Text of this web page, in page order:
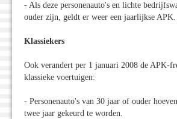
- Als deze personenauto's en lichte
ouder zijn, geldt er weer een jaarlijkse APK.
Klassiekers
Ook verandert per 1 januari 2008 de APK-
klassieke voertuigen:
- Personenauto's van 30 jaar of ouder
twee jaar gekeurd te worden.